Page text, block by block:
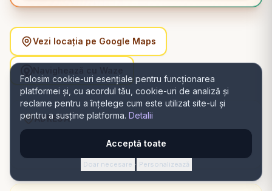
Folosim cookie-uri esențiale pentru funcționarea
platformei și, cu acordul tău, cookie-uri de analiză și
reclame pentru a înțelege cum este utilizat site-ul și
pentru a susține platforma. Detalii
Acceptă toate
Doar necesare · Personalizează
Vezi locația pe Google Maps
ADRESĂ
39W6+3R, Strada Mihai Eminescu 2b, 4 Parter, 240078
Râmnicu Vâlcea, România, Râmnicu Vâlcea, Vâlcea